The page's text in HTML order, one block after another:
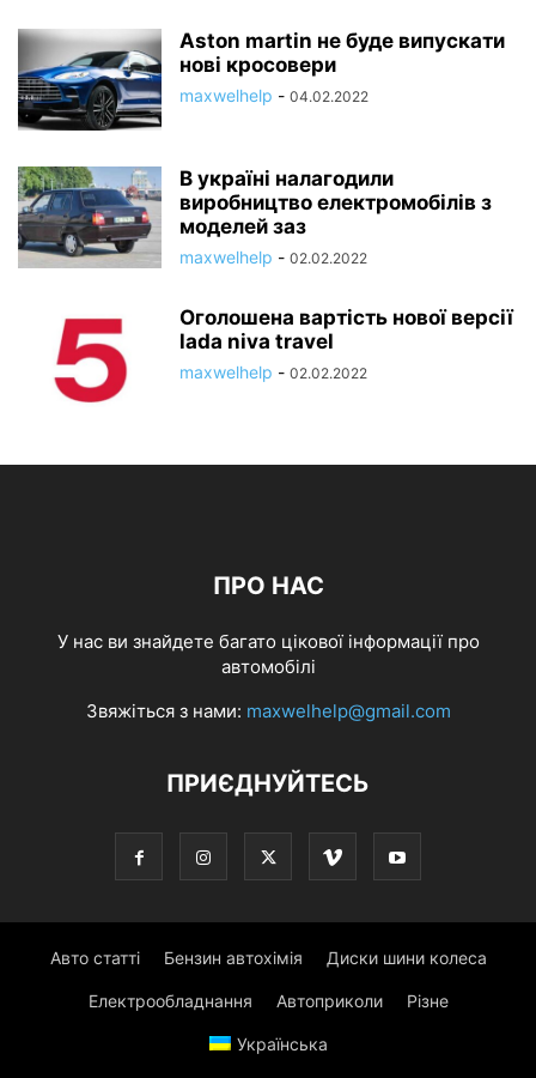
Aston martin не буде випускати
нові кросовери
maxwelhelp - 04.02.2022
В україні налагодили
виробництво електромобілів з
моделей заз
maxwelhelp - 02.02.2022
Оголошена вартість нової версії
lada niva travel
maxwelhelp - 02.02.2022
ПРО НАС
У нас ви знайдете багато цікової інформації про
автомобілі
Звяжіться з нами: maxwelhelp@gmail.com
ПРИЄДНУЙТЕСЬ
Авто статті Бензин автохімія Диски шини колеса
Електрообладнання Автоприколи Різне
Українська